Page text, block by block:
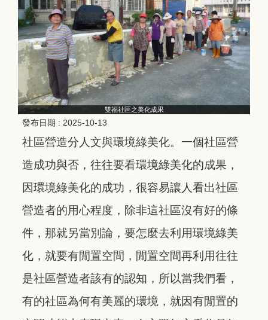
雙福社區之美化成果
發布日期 : 2025-10-13
社區營造分人文與環境綠美化。一個社區營
造成功與否，往往要看環境綠美化的成果，
因環境綠美化的成功，很容易讓人看出社區
營造者的用心程度，除非這社區沒有好的條
件，那就另當別論，要怎麼去利用環境綠美
化，就要有閒置空間，閒置空間再利用往往
是社區營造者該有的認知，所以當我們看，
有的社區為何有美麗的環境，就因有閒置的